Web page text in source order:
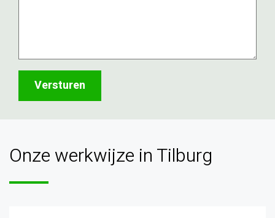
Onze werkwijze in Tilburg